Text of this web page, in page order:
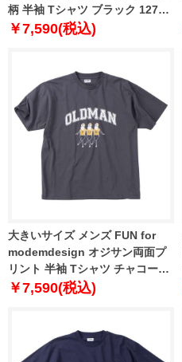
柄 半袖 Tシャツ ブラック 1278-
4215-2 3L 4L 5L 6L 8L
￥7,590(税込)
大きいサイズ メンズ FUN for
modemdesign オジサン両面プ
リント 半袖 Tシャツ チャコール
1278-4216-2 3L 4L 5L 6L
￥7,590(税込)